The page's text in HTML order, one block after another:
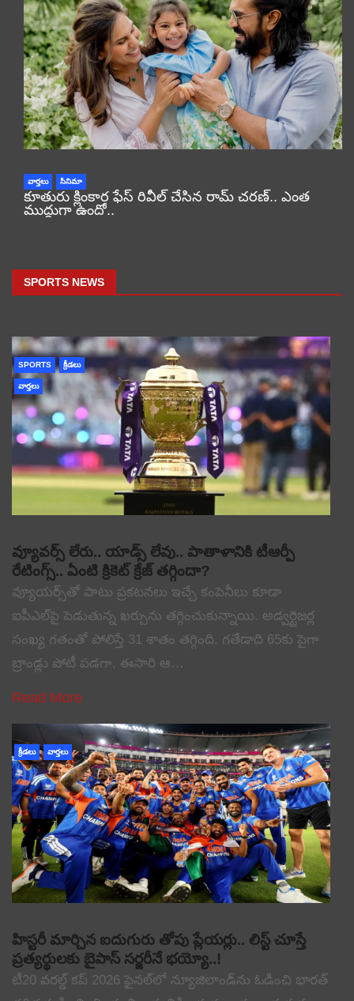
వార్తలు సినిమా
కూతురు క్లింకార ఫేస్ రివీల్ చేసిన రామ్ చరణ్.. ఎంత
ముద్దుగా ఉందో..
SPORTS NEWS
SPORTS క్రీడలు
వార్తలు
వ్యూవర్స్ లేరు.. యాడ్స్ లేవు.. పాతాళానికి టీఆర్పీ
రేటింగ్స్.. ఏంటి క్రికెట్ క్రేజ్ తగ్గిందా?
వ్యూయర్స్‌తో పాటు ప్రకటనలు ఇచ్చే కంపెనీలు కూడా
ఐపీఎల్‌పై పెడుతున్న ఖర్చును తగ్గించుకున్నాయి. అడ్వర్టైజర్ల
సంఖ్య గతంతో పోలిస్తే 31 శాతం తగ్గింది. గతేడాది 65కు పైగా
బ్రాండ్లు పోటీ పడగా, ఈసారి ఆ…
Read More
క్రీడలు వార్తలు
హిస్టరీ మార్చిన ఐదుగురు తోపు ప్లేయర్లు.. లిస్ట్ చూస్తే
ప్రత్యర్థులకు బైపాస్ సర్జరీనే భయ్యో..!
టీ20 వరల్డ్ కప్ 2026 ఫైనల్‌లో న్యూజిలాండ్‌ను ఓడించి భారత్